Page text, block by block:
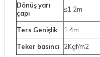
Dönüş yarı
çapı
≤1.2m
Ters Genişlik 1.4m
Teker basıncı 2Kgf/m2